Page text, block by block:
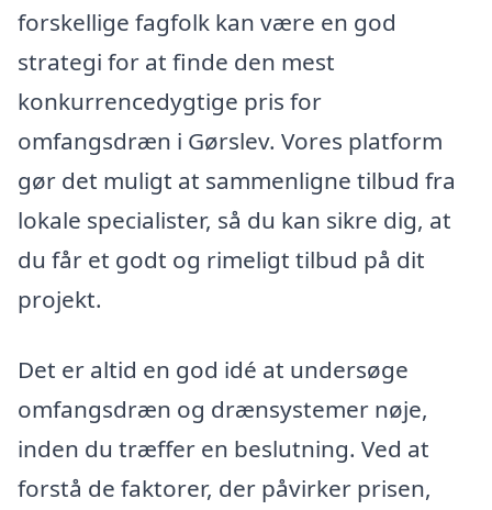
forskellige fagfolk kan være en god
strategi for at finde den mest
konkurrencedygtige pris for
omfangsdræn i Gørslev. Vores platform
gør det muligt at sammenligne tilbud fra
lokale specialister, så du kan sikre dig, at
du får et godt og rimeligt tilbud på dit
projekt.
Det er altid en god idé at undersøge
omfangsdræn og drænsystemer nøje,
inden du træffer en beslutning. Ved at
forstå de faktorer, der påvirker prisen,